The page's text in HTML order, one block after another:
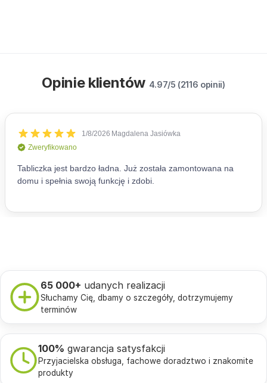
Opinie klientów 4.97/5 (2116 opinii)
65 000+ udanych realizacji
Słuchamy Cię, dbamy o szczegóły, dotrzymujemy
terminów
100% gwarancja satysfakcji
Przyjacielska obsługa, fachowe doradztwo i znakomite
produkty